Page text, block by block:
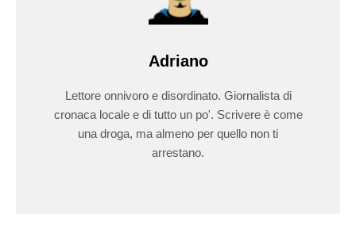
Adriano
Lettore onnivoro e disordinato. Giornalista di
cronaca locale e di tutto un po'. Scrivere è come
una droga, ma almeno per quello non ti
arrestano.